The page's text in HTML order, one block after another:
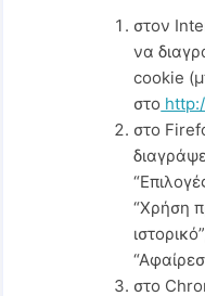
στον
να
cookie
στο
στο
“Χρήση
στο